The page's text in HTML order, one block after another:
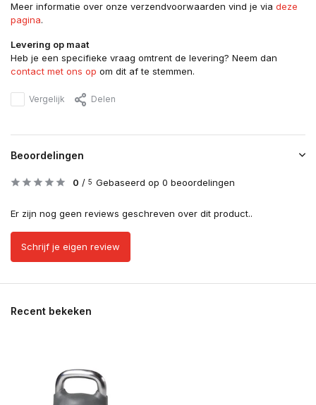
Meer informatie over onze verzendvoorwaarden vind je via deze
pagina.
Levering op maat
Heb je een specifieke vraag omtrent de levering? Neem dan
contact met ons op om dit af te stemmen.
Vergelijk Delen
Beoordelingen
0 / 5 Gebaseerd op 0 beoordelingen
Er zijn nog geen reviews geschreven over dit product..
Schrijf je eigen review
Recent bekeken